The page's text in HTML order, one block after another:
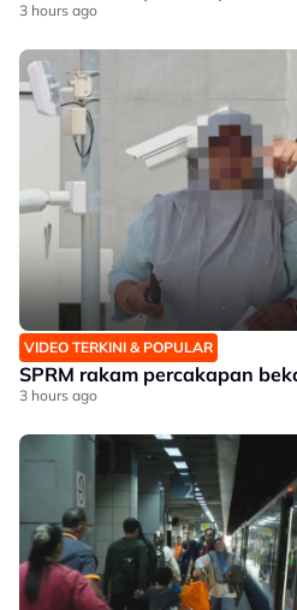
3 hours ago
VIDEO TERKINI & POPULAR
SPRM rakam percakapan
3 hours ago